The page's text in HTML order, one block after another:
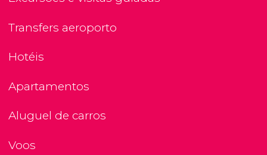
Transfers aeroporto
Hotéis
Apartamentos
Aluguel de carros
Voos